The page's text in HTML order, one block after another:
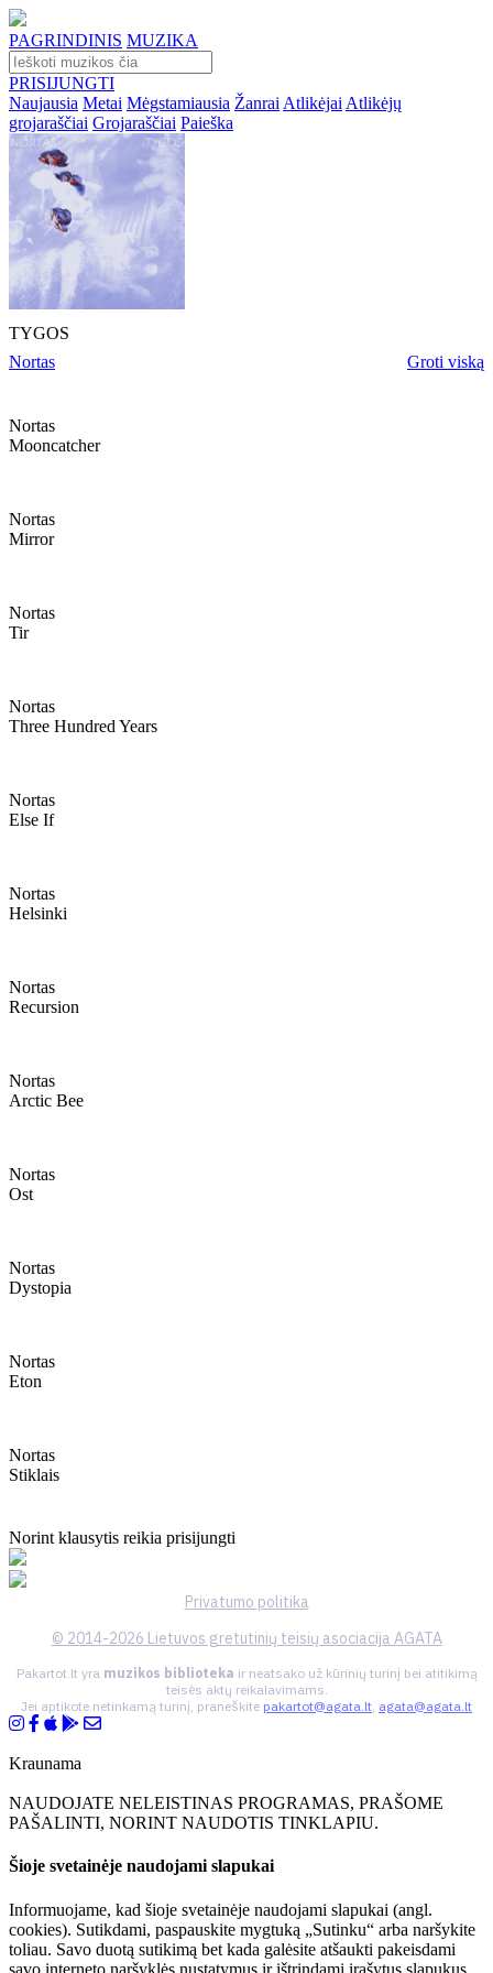
PAGRINDINIS MUZIKA
PRISIJUNGTI
Naujausia Metai Mėgstamiausia Žanrai Atlikėjai Atlikėjų
grojaraščiai Grojaraščiai Paieška
TYGOS
Nortas
Groti viską
Nortas
Mooncatcher
Nortas
Mirror
Nortas
Tir
Nortas
Three Hundred Years
Nortas
Else If
Nortas
Helsinki
Nortas
Recursion
Nortas
Arctic Bee
Nortas
Ost
Nortas
Dystopia
Nortas
Eton
Nortas
Stiklais
Norint klausytis reikia prisijungti
Privatumo politika
© 2014-2026 Lietuvos gretutinių teisių asociacija AGATA
Pakartot.lt yra muzikos biblioteka ir neatsako už kūrinių turinį bei atitikimą
teisės aktų reikalavimams.
Jei aptikote netinkamą turinį, praneškite pakartot@agata.lt, agata@agata.lt
Kraunama
NAUDOJATE NELEISTINAS PROGRAMAS, PRAŠOME
PAŠALINTI, NORINT NAUDOTIS TINKLAPIU.
Šioje svetainėje naudojami slapukai
Informuojame, kad šioje svetainėje naudojami slapukai (angl.
cookies). Sutikdami, paspauskite mygtuką „Sutinku“ arba naršykite
toliau. Savo duotą sutikimą bet kada galėsite atšaukti pakeisdami
savo interneto naršyklės nustatymus ir ištrindami įrašytus slapukus.